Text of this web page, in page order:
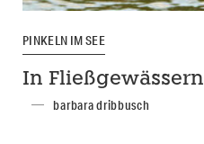
PINKELN IM SEE
In Fließgewässern
barbara dribbusch